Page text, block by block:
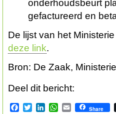
onderhoudsbeurt
gefactureerd en
De lijst van het
deze link.
Bron: De Zaak,
Deel dit bericht:
Facebook
TwitterLinkedInWhatsApp
EmailShare